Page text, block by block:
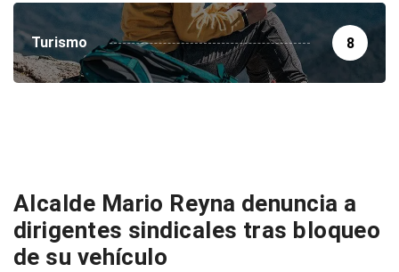
Turismo 8
Alcalde Mario Reyna denuncia a
dirigentes sindicales tras bloqueo
de su vehículo